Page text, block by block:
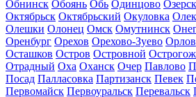
Обнинск Обоянь Обь Одинцово Озерск
Октябрьск Октябрьский Окуловка
Олешки Олонец Омск Омутнинск
Оренбург Орехов Орехово-Зуево Орлов
Осташков Остров Островной
Отрадный Оха Оханск Очер Павлово
Посад Палласовка Партизанск Певек
Первомайск Первоуральск Перевальск